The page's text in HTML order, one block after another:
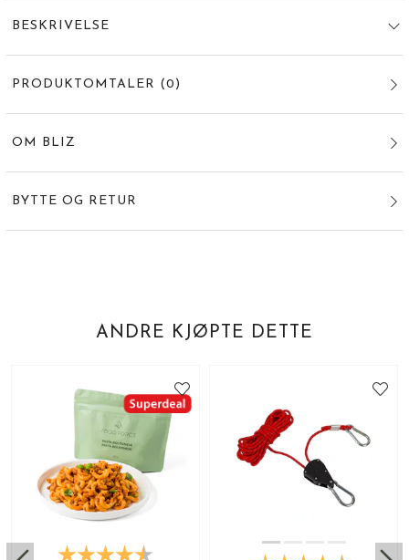
BESKRIVELSE
PRODUKTOMTALER (0 )
OM BLIZ
BYTTE OG RETUR
ANDRE KJØPTE DETTE